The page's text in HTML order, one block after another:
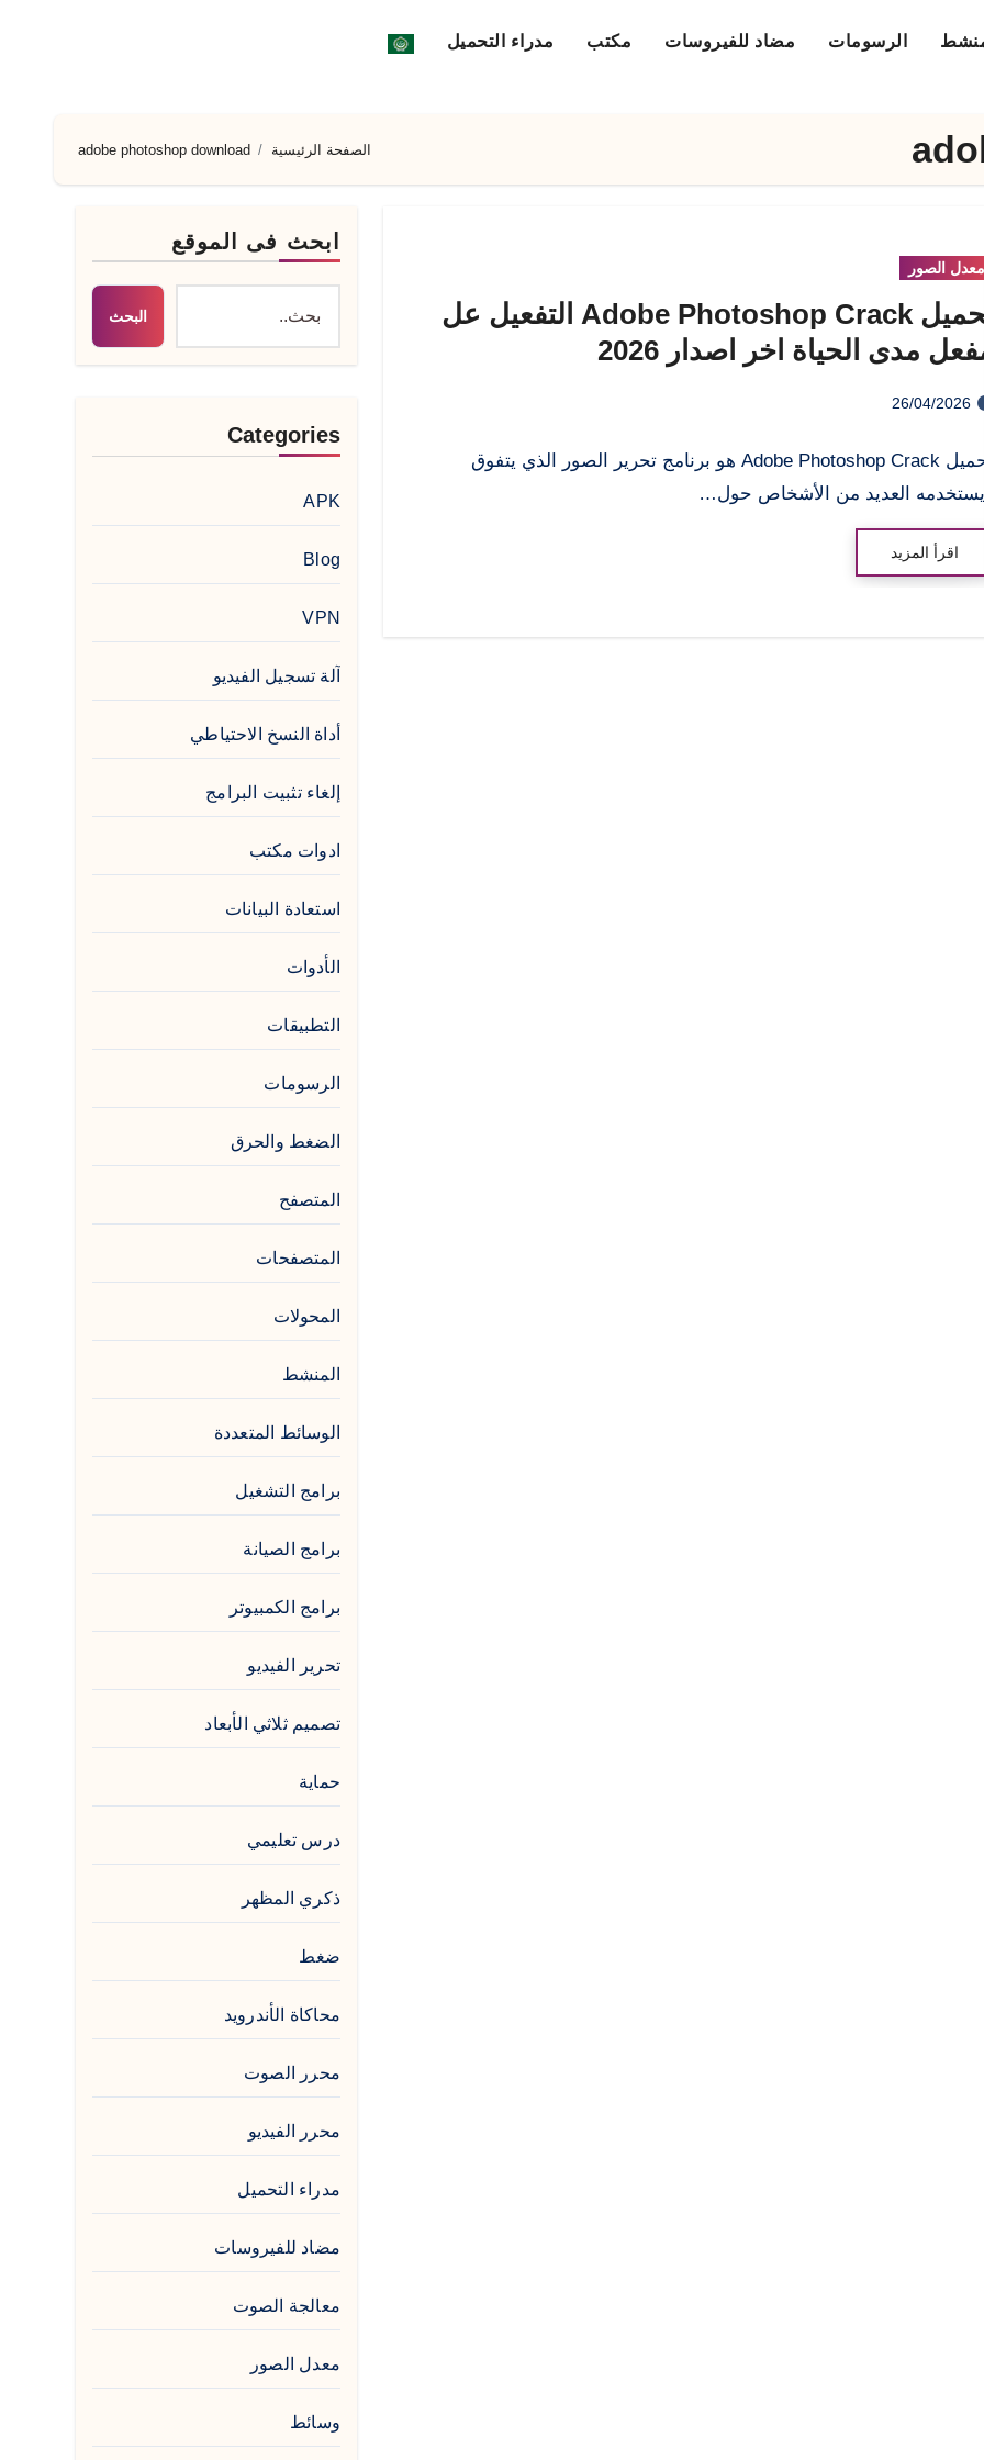
الرسومات مضاد للفيروسات مكتب مدراء التحميل
الصفحة الرئيسية adobe photoshop download
معدل الصور
تحميل Adobe Photoshop Crack التفعيل عل
مدى الحياة اخر اصدار 2026
26/04/2026
تحميل Adobe Photoshop Crack هو برنامج تحرير الصور الذي يتفوق
العديد من الأشخاص حول…
اقرأ المزيد
ابحث فى الموقع
البحث
Categories
APK
Blog
VPN
آلة تسجيل الفيديو
أداة النسخ الاحتياطي
إلغاء تثبيت البرامج
ادوات مكتب
استعادة البيانات
الأدوات
التطبيقات
الرسومات
الضغط والحرق
المتصفح
المتصفحات
المحولات
المنشط
الوسائط المتعددة
برامج التشغيل
برامج الصيانة
برامج الكمبيوتر
تحرير الفيديو
تصميم ثلاثي الأبعاد
حماية
درس تعليمي
ذكري المظهر
ضغط
محاكاة الأندرويد
محرر الصوت
محرر الفيديو
مدراء التحميل
مضاد للفيروسات
معالجة الصوت
معدل الصور
وسائط